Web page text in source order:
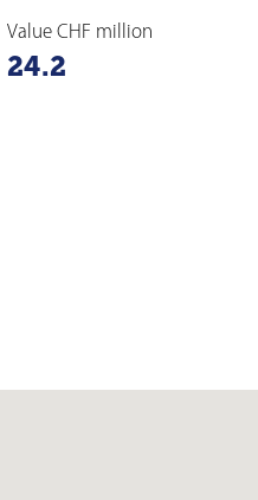
Value CHF million
24.2